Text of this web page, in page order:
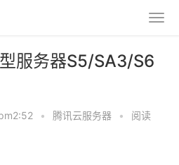
服务器S5/SA3/S6
• 腾讯云服务器 •
阅读